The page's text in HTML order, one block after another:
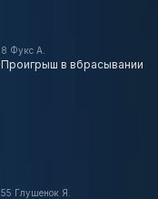
8 Фукс А.
Проигрыш в вбрасывании
55 Глушенок Я.